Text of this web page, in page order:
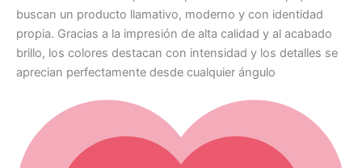
buscan un producto llamativo, moderno y con identidad
propia. Gracias a la impresión de alta calidad y al acabado
brillo, los colores destacan con intensidad y los detalles se
aprecian perfectamente desde cualquier ángulo